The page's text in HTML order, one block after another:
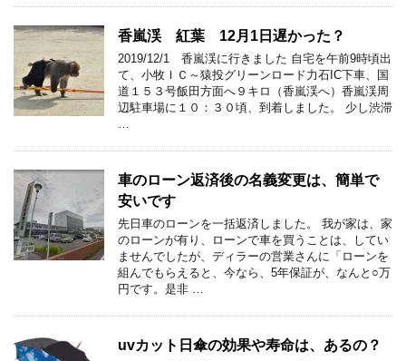
香嵐渓 紅葉 12月1日遅かった？
2019/12/1 香嵐渓に行きました 自宅を午前9時頃出
て、小牧ＩＣ～猿投グリーンロード力石IC下車、国
道１５３号飯田方面へ９キロ（香嵐渓へ）香嵐渓周
辺駐車場に１０：３０頃、到着しました。 少し渋滞
…
車のローン返済後の名義変更は、簡単で
安いです
先日車のローンを一括返済しました。 我が家は、家
のローンが有り、ローンで車を買うことは、してい
ませんでしたが、ディラーの営業さんに「ローンを
組んでもらえると、今なら、5年保証が、なんと○万
円です。是非 …
uvカット日傘の効果や寿命は、あるの？